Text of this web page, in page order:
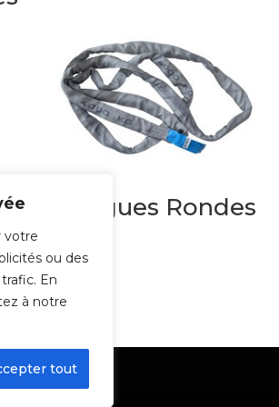
votre
ou des
En
à notre
tout
Élingues Rondes
11,15€